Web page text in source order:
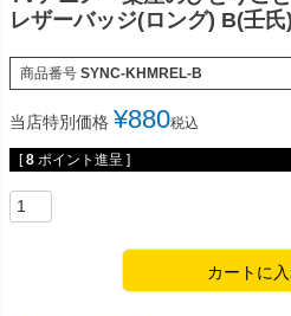
レザーバッジ(ロング) B(壬氏)
商品番号 SYNC-KHMREL-B
当店特別価格 ¥880税込
[ 8 ポイント進呈 ]
カートに